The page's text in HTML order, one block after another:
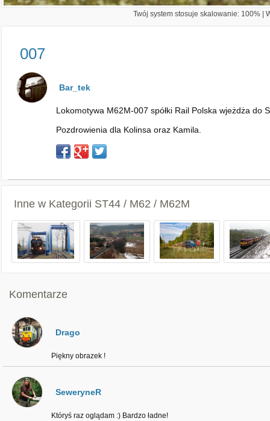
Twój system stosuje skalowanie: 100% |
007
Bar_tek
Lokomotywa M62M-007 spółki Rail Polska wjeżdża
Pozdrowienia dla Kolinsa oraz Kamila.
Inne w Kategorii ST44 / M62 / M62M
Komentarze
Drago
Piękny obrazek !
SeweryneR
Któryś raz oglądam :) Bardzo ładne!